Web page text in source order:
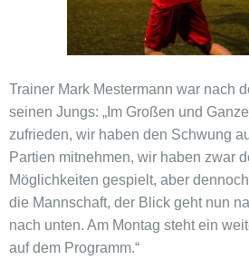
Trainer Mark Mestermann war nach
seinen Jungs: „Im Großen und
zufrieden, wir haben den Schwung
Partien mitnehmen, wir haben zwar
Möglichkeiten gespielt, aber
die Mannschaft, der Blick geht nun
nach unten. Am Montag steht ein
auf dem Programm.“